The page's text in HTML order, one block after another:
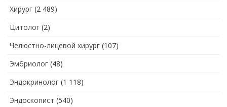
Хирург (2 489)
Цитолог (2)
Челюстно-лицевой хирург (107)
Эмбриолог (48)
Эндокринолог (1 118)
Эндоскопист (540)